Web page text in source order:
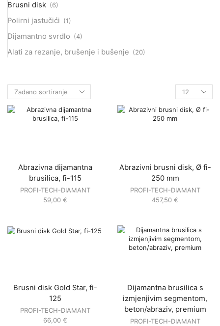
Abrazivna dijamantna
brusilica, fi-115
PROFI-TECH-DIAMANT
59,00 €
Abrazivni brusni disk, Ø fi-
250 mm
PROFI-TECH-DIAMANT
457,50 €
Brusni disk Gold Star, fi-
125
PROFI-TECH-DIAMANT
66,00 €
Dijamantna brusilica s
izmjenjivim segmentom,
beton/abraziv, premium
PROFI-TECH-DIAMANT
Brusni disk (6)
Polirni jastučići (1)
Dijamantno svrdlo (4)
Alati za rezanje, brušenje i bušenje (20)